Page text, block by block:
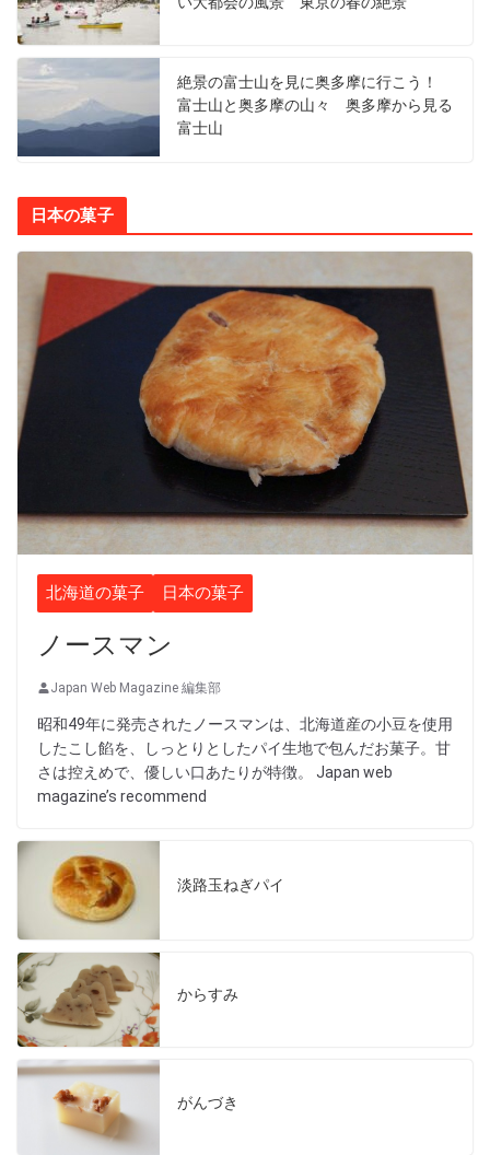
絶景の富士山を見に奥多摩に行こう！
富士山と奥多摩の山々 奥多摩から見る
富士山
日本の菓子
北海道の菓子 日本の菓子
ノースマン
Japan Web Magazine 編集部
昭和49年に発売されたノースマンは、北海道産の小豆を使用
したこし餡を、しっとりとしたパイ生地で包んだお菓子。甘
さは控えめで、優しい口あたりが特徴。 Japan web
magazine’s recommend
淡路玉ねぎパイ
からすみ
がんづき